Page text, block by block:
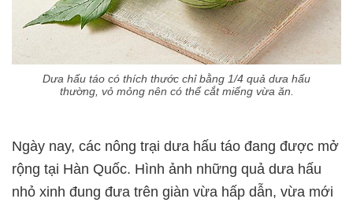
Dưa hấu táo có thích thước chỉ bằng 1/4 quả dưa hấu
thường, vỏ mỏng nên có thể cắt miếng vừa ăn.
Ngày nay, các nông trại dưa hấu táo đang được mở
rộng tại Hàn Quốc. Hình ảnh những quả dưa hấu
nhỏ xinh đung đưa trên giàn vừa hấp dẫn, vừa mới